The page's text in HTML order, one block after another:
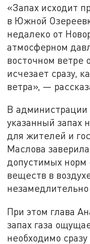
«Запах исходит
в Южной
недалеко от
атмосферном
восточном ветре
исчезает сразу,
ветра», —
В администрации
указанный запах
для жителей и
Маслова
допустимых
веществ в
При этом глава
запах газа
необходимо